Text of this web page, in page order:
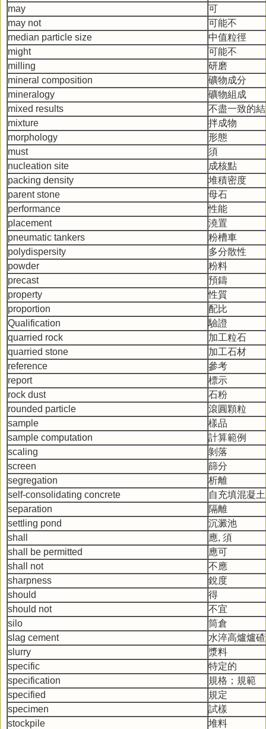
may
可
may not
可能不
median particle size
中值粒徑
might
可能不
milling
研磨
mineral composition
礦物成分
mineralogy
礦物組成
mixed results
不盡一致的
mixture
拌成物
morphology
形態
must
須
nucleation site
成核點
packing density
堆積密度
parent stone
母石
performance
性能
placement
澆置
pneumatic tankers
粉槽車
polydispersity
多分散性
powder
粉料
precast
預鑄
property
性質
proportion
配比
Qualification
驗證
quarried rock
加工粒石
quarried stone
加工石材
reference
參考
report
標示
rock dust
石粉
rounded particle
滾圓顆粒
sample
樣品
sample computation
計算範例
scaling
剝落
screen
篩分
segregation
析離
self-consolidating concrete
自充填混凝土
separation
隔離
settling pond
沉澱池
shall
應, 須
shall be permitted
應可
shall not
不應
sharpness
銳度
should
得
should not
不宜
silo
筒倉
slag cement
水淬高爐爐
slurry
漿料
specific
特定的
specification
規格；規範
specified
規定
specimen
試樣
stockpile
堆料